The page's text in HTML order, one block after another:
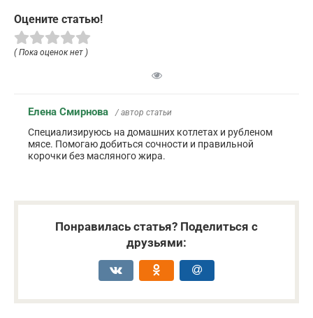
Оцените статью!
( Пока оценок нет )
Елена Смирнова / автор статьи
Специализируюсь на домашних котлетах и рубленом
мясе. Помогаю добиться сочности и правильной
корочки без масляного жира.
Понравилась статья? Поделиться с
друзьями: